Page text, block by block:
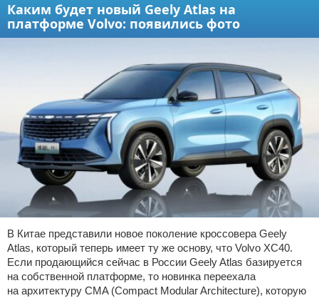
Каким будет новый Geely Atlas на
платформе Volvo: появились фото
В Китае представили новое поколение кроссовера Geely
Atlas, который теперь имеет ту же основу, что Volvo XC40.
Если продающийся сейчас в России Geely Atlas базируется
на собственной платформе, то новинка переехала
на архитектуру CMA (Compact Modular Architecture), которую